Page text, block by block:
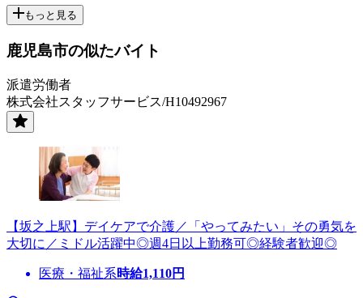
もっと見る
鹿児島市の似たバイト
派遣労働者
株式会社スタッフサービス/H10492967
【坂之上駅】デイケアで介護／「やってみたい」その勇気を
大切に／ミドル活躍中◎週4日以上勤務可◎経験者歓迎◎
医療・福祉系時給1,110円